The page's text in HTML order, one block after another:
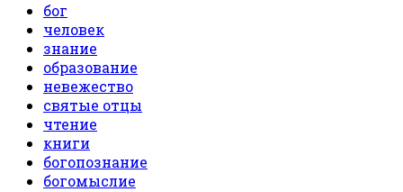
бог
человек
знание
образование
невежество
святые отцы
чтение
книги
богопознание
богомыслие